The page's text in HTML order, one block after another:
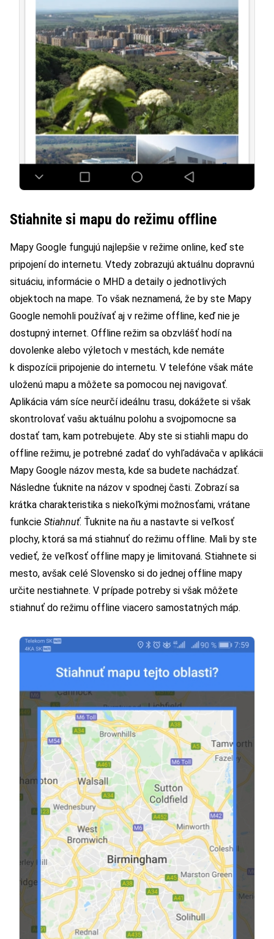
Stiahnite si mapu do režimu offline
Mapy Google fungujú najlepšie v režime online, keď ste
pripojení do internetu. Vtedy zobrazujú aktuálnu dopravnú
situáciu, informácie o MHD a detaily o jednotlivých
objektoch na mape. To však neznamená, že by ste Mapy
Google nemohli používať aj v režime offline, keď nie je
dostupný internet. Offline režim sa obzvlášť hodí na
dovolenke alebo výletoch v mestách, kde nemáte
k dispozícii pripojenie do internetu. V telefóne však máte
uloženú mapu a môžete sa pomocou nej navigovať.
Aplikácia vám síce neurčí ideálnu trasu, dokážete si však
skontrolovať vašu aktuálnu polohu a svojpomocne sa
dostať tam, kam potrebujete. Aby ste si stiahli mapu do
offline režimu, je potrebné zadať do vyhľadávača v aplikácii
Mapy Google názov mesta, kde sa budete nachádzať.
Následne ťuknite na názov v spodnej časti. Zobrazí sa
krátka charakteristika s niekoľkými možnosťami, vrátane
funkcie Stiahnuť. Ťuknite na ňu a nastavte si veľkosť
plochy, ktorá sa má stiahnuť do režimu offline. Mali by ste
vedieť, že veľkosť offline mapy je limitovaná. Stiahnete si
mesto, avšak celé Slovensko si do jednej offline mapy
určite nestiahnete. V prípade potreby si však môžete
stiahnuť do režimu offline viacero samostatných máp.